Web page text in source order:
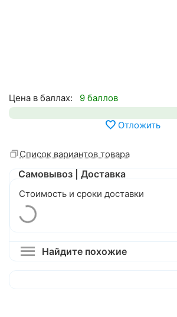
Цена в баллах: 9 баллов
Отложить
Список вариантов товара
Самовывоз | Доставка
Стоимость и сроки доставки
Найдите похожие